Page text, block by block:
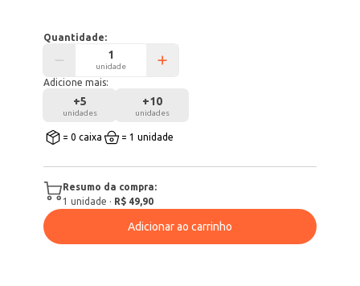
Quantidade:
unidade
Adicione mais:
+5
unidades
+10
unidades
= 0 caixa = 1 unidade
Resumo da compra:
1 unidade · R$ 49,90
Adicionar ao carrinho